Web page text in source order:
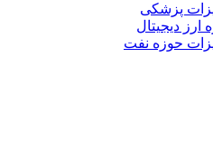
پزشکی
ارز دیجیتال
حوزه نفت